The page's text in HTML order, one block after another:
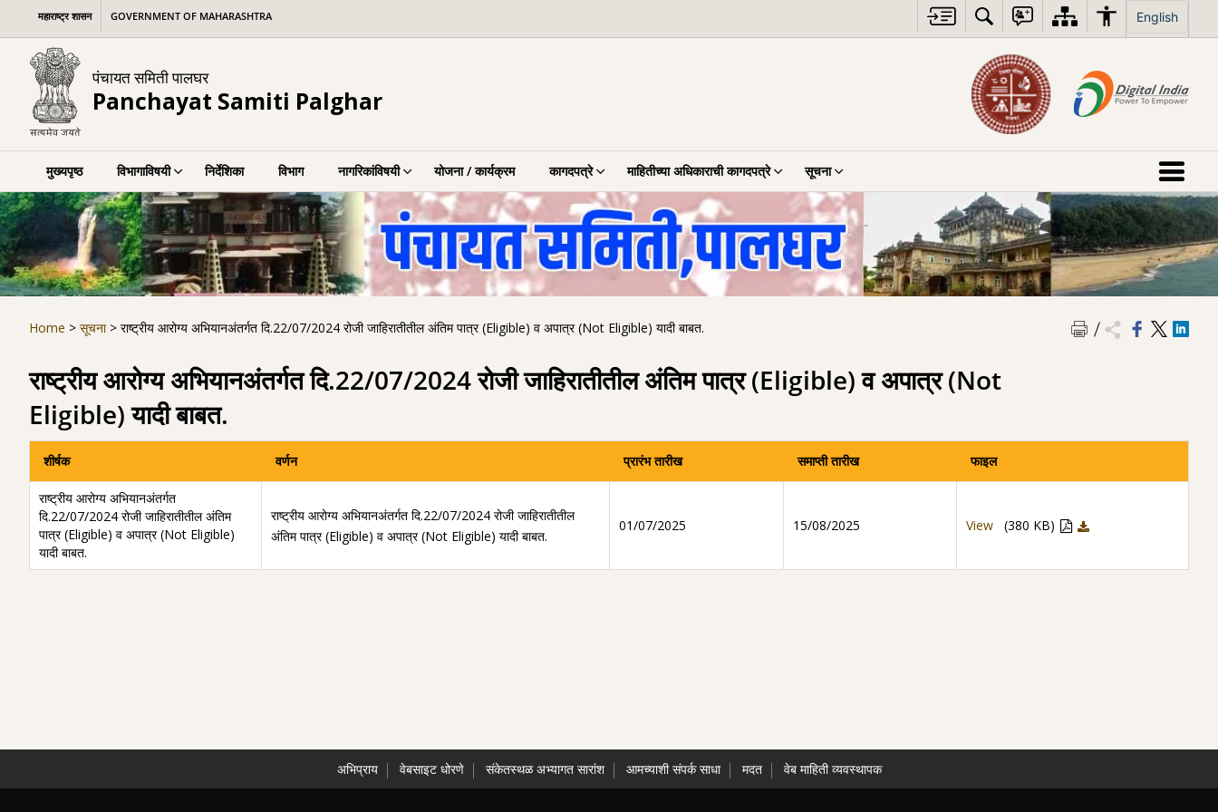
content
English
महाराष्ट्र शासन GOVERNMENT OF MAHARASHTRA
पंचायत समिती पालघर
Panchayat Samiti Palghar
मुख्यपृष्ठ विभागाविषयी निर्देशिका विभाग नागरिकांविषयी योजना / कार्यक्रम कागदपत्रे माहितीच्या अधिकाराची कागदपत्रे सूचना
Home > सूचना> राष्ट्रीय आरोग्य अभियानअंतर्गत दि.22/07/2024 रोजी जाहिरातीतील अंतिम पात्र (Eligible) व अपात्र (Not Eligible) यादी बाबत.
राष्ट्रीय आरोग्य अभियानअंतर्गत दि.22/07/2024 रोजी जाहिरातीतील अंतिम पात्र (Eligible) व अपात्र (Not
Eligible) यादी बाबत.
शीर्षक वर्णन प्रारंभ तारीख समाप्ती तारीख फाइल
राष्ट्रीय आरोग्य अभियानअंतर्गत
दि.22/07/2024 रोजी जाहिरातीतील अंतिम
पात्र (Eligible) व अपात्र (Not Eligible)
यादी बाबत.
राष्ट्रीय आरोग्य अभियानअंतर्गत दि.22/07/2024 रोजी जाहिरातीतील
अंतिम पात्र (Eligible) व अपात्र (Not Eligible) यादी बाबत.
01/07/2025 15/08/2025 View (380 KB)
अभिप्राय वेबसाइट धोरणे संकेतस्थळ अभ्यागत सारांश आमच्याशी संपर्क साधा मदत वेब माहिती व्यवस्थापक